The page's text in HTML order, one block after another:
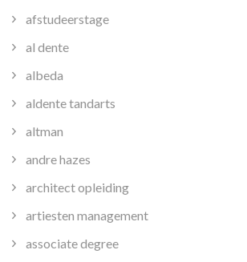
afstudeerstage
al dente
albeda
aldente tandarts
altman
andre hazes
architect opleiding
artiesten management
associate degree